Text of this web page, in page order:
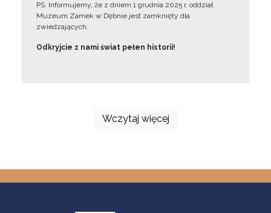
PS. Informujemy, że z dniem 1 grudnia 2025 r. oddział
Muzeum Zamek w Dębnie jest zamknięty dla
zwiedzających.
Odkryjcie z nami świat pełen historii!
Wczytaj więcej